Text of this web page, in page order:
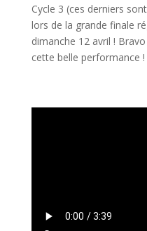
Cycle 3 (ces derniers
lors de la grande finale
dimanche 12 avril !
cette belle performance !